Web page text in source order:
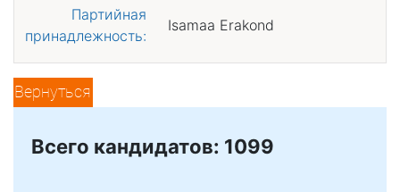
Партийная
принадлежность:
Isamaa Erakond
Вернуться
Всего кандидатов: 1099